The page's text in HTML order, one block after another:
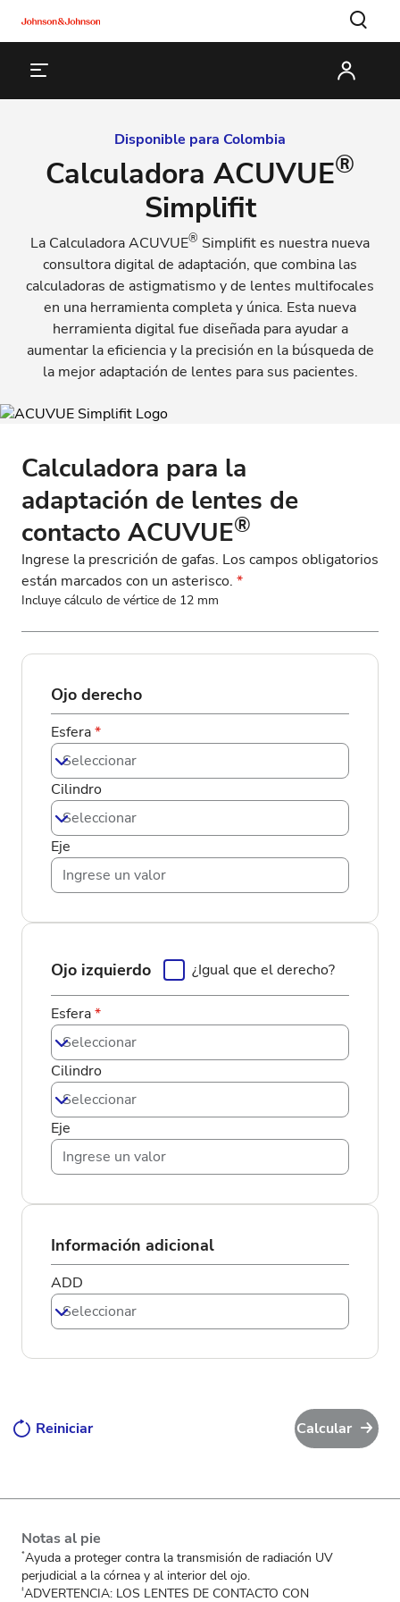
Disponible para Colombia
Calculadora ACUVUE®
Simplifit
La Calculadora ACUVUE® Simplifit es nuestra nueva
consultora digital de adaptación, que combina las
calculadoras de astigmatismo y de lentes multifocales
en una herramienta completa y única. Esta nueva
herramienta digital fue diseñada para ayudar a
aumentar la eficiencia y la precisión en la búsqueda de
la mejor adaptación de lentes para sus pacientes.
Calculadora para la
adaptación de lentes de
contacto ACUVUE®
Ingrese la prescrición de gafas. Los campos obligatorios
están marcados con un asterisco. *
Incluye cálculo de vértice de 12 mm
Ojo derecho
Esfera*
Seleccionar
Cilindro
Seleccionar
Eje
Ojo izquierdo ¿Igual que el derecho?
Esfera*
Seleccionar
Cilindro
Seleccionar
Eje
Información adicional
ADD
Seleccionar
Reiniciar Calcular
Notas al pie
*Ayuda a proteger contra la transmisión de radiación UV
perjudicial a la córnea y al interior del ojo.
‡ADVERTENCIA: LOS LENTES DE CONTACTO CON